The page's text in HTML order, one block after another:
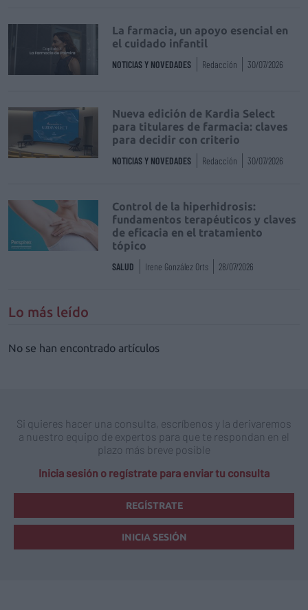
La farmacia, un apoyo esencial en
el cuidado infantil
NOTICIAS Y NOVEDADES Redacción 30/07/2026
Nueva edición de Kardia Select
para titulares de farmacia: claves
para decidir con criterio
NOTICIAS Y NOVEDADES Redacción 30/07/2026
Control de la hiperhidrosis:
fundamentos terapéuticos y claves
de eficacia en el tratamiento
tópico
SALUD Irene González Orts 28/07/2026
Lo más leído
No se han encontrado artículos
Si quieres hacer una consulta, escríbenos y la derivaremos
a nuestro equipo de expertos para que te respondan en el
plazo más breve posible
Inicia sesión o regístrate para enviar tu consulta
REGÍSTRATE
INICIA SESIÓN